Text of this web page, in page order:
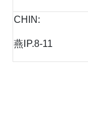
CHIN:
燕ⅠP.8-11